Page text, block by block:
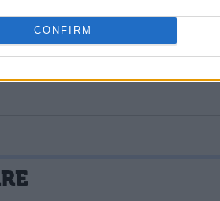
CONFIRM
cookie salvi i tuoi dati (nome, email) per il prossimo